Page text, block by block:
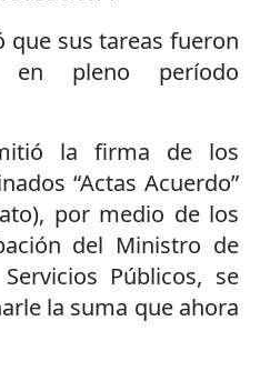
que sus tareas fueron
pleno período
la firma de los
“Actas Acuerdo”
por medio de los
del Ministro de
Públicos, se
la suma que ahora